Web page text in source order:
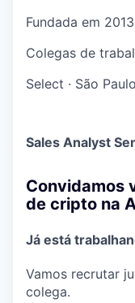
Fundada em 2013
Colegas de
Select · São Paulo
Sales Analyst
Convidamos
de cripto na
Já está
Vamos recrutar
colega.